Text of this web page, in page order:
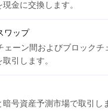
現金に交換します。
ワップ
ェーン間およびブロックチ
引します。
暗号資産予測市場で取引し